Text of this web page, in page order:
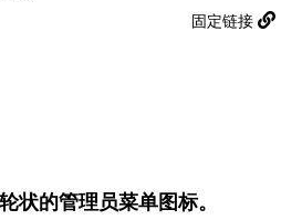
固定链接
状的管理员菜单图标。